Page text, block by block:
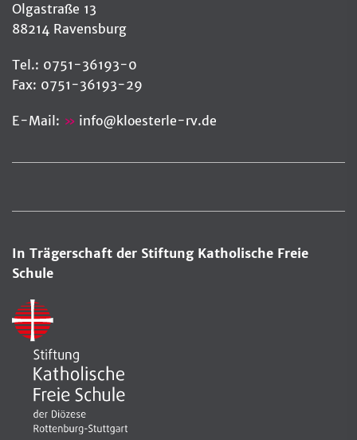
Olgastraße 13
88214 Ravensburg
Tel.: 0751-36193-0
Fax: 0751-36193-29
E-Mail: info@ kloesterle-rv.de
In Trägerschaft der Stiftung Katholische Freie
Schule